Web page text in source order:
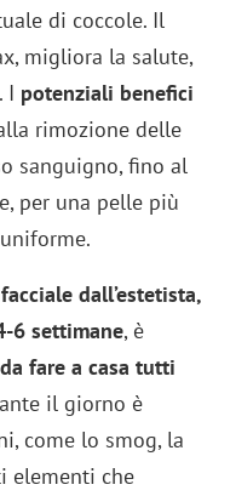
di coccole. Il
migliora la salute,
I potenziali benefici
rimozione delle
sanguigno, fino al
per una pelle più
dall’estetista,
6 settimane, è
fare a casa tutti
il giorno è
come lo smog, la
elementi che